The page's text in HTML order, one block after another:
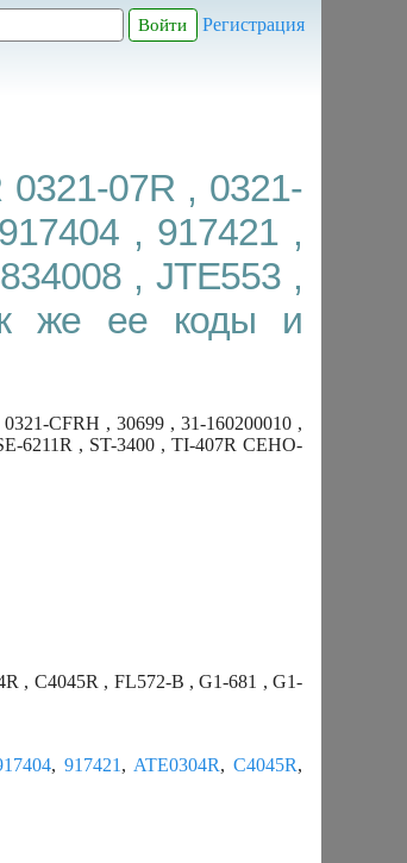
Регистрация
0321-07R , 0321-
, 917421 ,
, JTE553 ,
же ее коды и
CFRH , 30699 , 31-160200010 ,
6211R , ST-3400 , TI-407R CEHO-
, C4045R , FL572-B , G1-681 , G1-
,917421 , ATE0304R,C4045R,